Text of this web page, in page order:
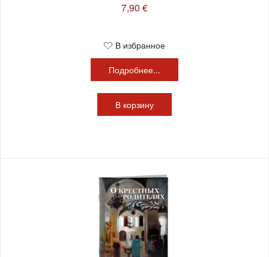
7,90 €
В избранное
Подробнее...
В корзину